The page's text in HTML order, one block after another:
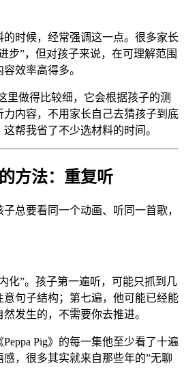
时候，经常强调这一点。很多家长
步”，但对孩子来说，在可理解范围
效率高得多。
里做得比较细，它会根据孩子的测
内容，不用家长自己去猜孩子到底
帮我省了不少选材料的时间。
方法：重复听
总要看同一个动画、听同一首歌，
化”。孩子第一遍听，可能只抓到几
句子结构；第七遍，他可能已经能
发生的，不需要你去推进。
Pig》的每一集他至少看了十遍
，很多其实就来自那些年的”无聊